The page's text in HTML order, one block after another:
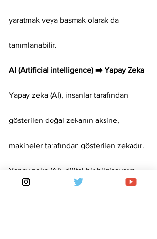
yaratmak veya basmak olarak da
tanımlanabilir.
AI (Artificial intelligence) ➡️ Yapay Zeka
Yapay zeka (AI), insanlar tarafından
gösterilen doğal zekanın aksine,
makineler tarafından gösterilen zekadır.
Yapay zeka (AI), dijital bir bilgisayarın